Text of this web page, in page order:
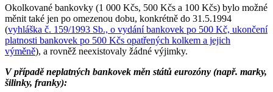
Okolkované bankovky (1 000 Kčs, 500 Kčs a 100 Kčs) bylo možné
měnit také jen po omezenou dobu, konkrétně do 31.5.1994
(vyhláška č. 159/1993 Sb., o vydání bankovek po 500 Kč, ukončení
platnosti bankovek po 500 Kčs opatřených kolkem a jejich
výměně), a rovněž neexistovaly žádné výjimky.
V případě neplatných bankovek měn států eurozóny (např. marky,
šilinky, franky):